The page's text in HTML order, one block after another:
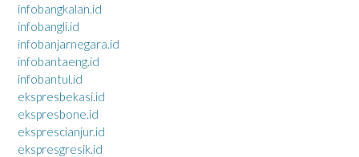
infobangkalan.id
infobangli.id
infobanjarnegara.id
infobantaeng.id
infobantul.id
ekspresbekasi.id
ekspresbone.id
eksprescianjur.id
ekspresgresik.id